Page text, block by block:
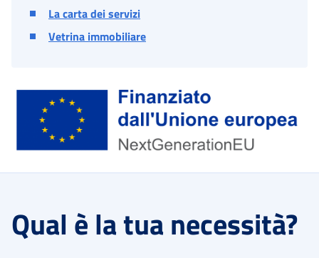
La carta dei servizi
Vetrina immobiliare
Qual è la tua necessità?